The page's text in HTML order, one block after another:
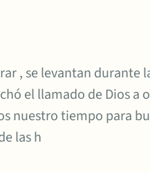
, se levantan durante
el llamado de Dios a
nuestro tiempo para
las h